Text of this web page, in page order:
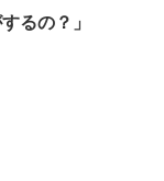
るの？」